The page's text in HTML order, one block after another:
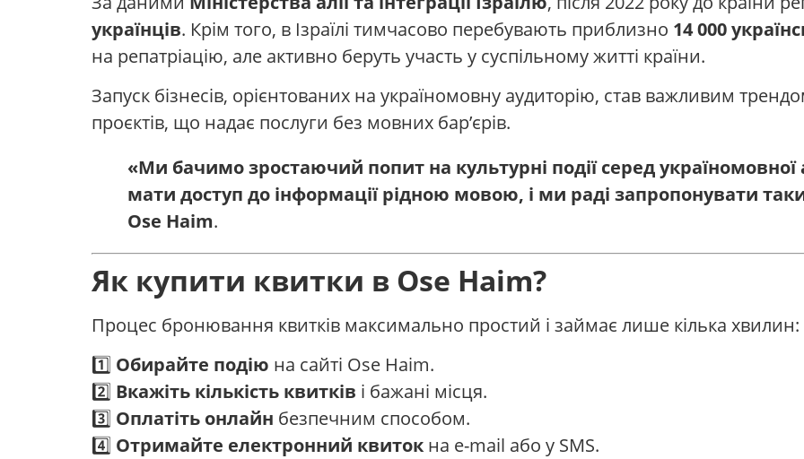
українців. Крім того, в Ізраїлі тимчасово перебувають приблизно 14 000
на репатріацію, але активно беруть участь у суспільному житті країни.
Запуск бізнесів, орієнтованих на україномовну аудиторію, став важливим
проєктів, що надає послуги без мовних бар’єрів.
«Ми бачимо зростаючий попит на культурні події серед
мати доступ до інформації рідною мовою, і ми раді запропонувати
Ose Haim.
Як купити квитки в Ose Haim?
Процес бронювання квитків максимально простий і займає лише кілька хвилин:
1️⃣ Обирайте подію на сайті Ose Haim.
2️⃣ Вкажіть кількість квитків і бажані місця.
3️⃣ Оплатіть онлайн безпечним способом.
4️⃣ Отримайте електронний квиток на e-mail або у SMS.